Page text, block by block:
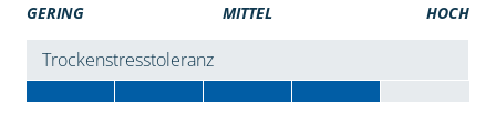
GERING MITTEL HOCH
Trockenstresstoleranz